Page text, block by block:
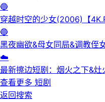
正洁
🔵
穿越时空的少女(2006)【
【中文字幕】【爱情/科幻】
🔵
黑夜幽欲&母女同局&调教侄
服&黑夜欲牢（完整版）最新
☁️
最新擦边短剧：烟火之下&灶
系&锅边失守（完整版）
查看更多 短剧
返回搜索